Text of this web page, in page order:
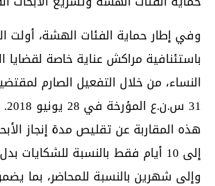
وفي إطار حماية الفئات الهشة، أولت
باستئنافية مراكش عناية خاصة لقضايا
النساء، من خلال التفعيل الصارم
هذه المقاربة عن تقليص مدة إنجاز
إلى 10 أيام فقط بالنسبة للشكايات
وإلى شهرين بالنسبة للمحاضر، بما